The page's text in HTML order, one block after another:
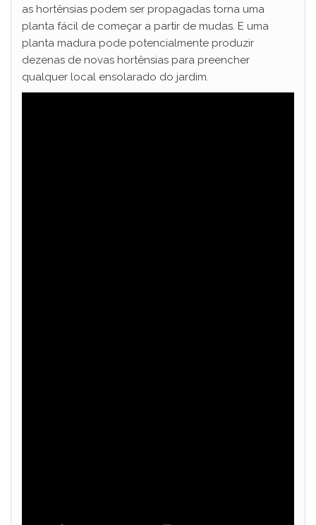
o
as hortênsias podem ser propagadas torna uma
planta fácil de começar a partir de mudas. E uma
planta madura pode potencialmente produzir
dezenas de novas hortênsias para preencher
qualquer local ensolarado do jardim.